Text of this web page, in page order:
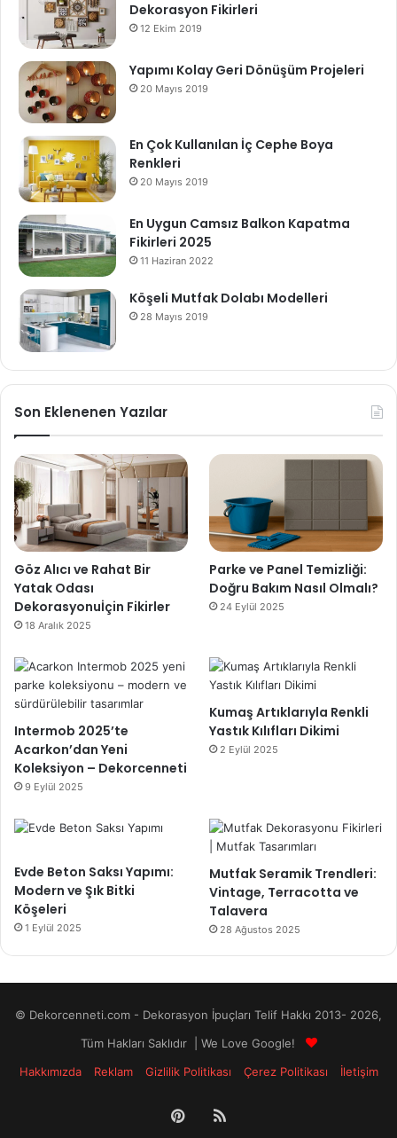
Dekorasyon Fikirleri
12 Ekim 2019
Yapımı Kolay Geri Dönüşüm Projeleri
20 Mayıs 2019
En Çok Kullanılan İç Cephe Boya
Renkleri
20 Mayıs 2019
En Uygun Camsız Balkon Kapatma
Fikirleri 2025
11 Haziran 2022
Köşeli Mutfak Dolabı Modelleri
28 Mayıs 2019
Son Eklenenen Yazılar
Göz Alıcı ve Rahat Bir
Yatak Odası
Dekorasyonuİçin Fikirler
18 Aralık 2025
Parke ve Panel Temizliği:
Doğru Bakım Nasıl Olmalı?
24 Eylül 2025
Intermob 2025’te
Acarkon’dan Yeni
Koleksiyon – Dekorcenneti
9 Eylül 2025
Kumaş Artıklarıyla Renkli
Yastık Kılıfları Dikimi
2 Eylül 2025
Evde Beton Saksı Yapımı:
Modern ve Şık Bitki
Köşeleri
1 Eylül 2025
Mutfak Seramik Trendleri:
Vintage, Terracotta ve
Talavera
28 Ağustos 2025
© Dekorcenneti.com - Dekorasyon İpuçları Telif Hakkı 2013- 2026,
Tüm Hakları Saklıdır | We Love Google!
Hakkımızda
Reklam Gizlilik Politikası Çerez Politikası İletişim
Pinterest